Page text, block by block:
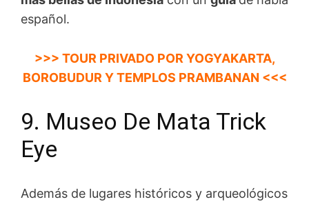
español.
>>> TOUR PRIVADO POR YOGYAKARTA,
BOROBUDUR Y TEMPLOS PRAMBANAN <<<
9. Museo De Mata Trick
Eye
Además de lugares históricos y arqueológicos